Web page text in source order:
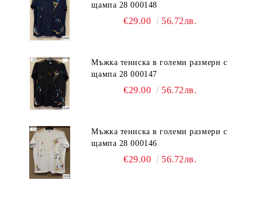
щампа 28 000148
€29.00 56.72лв.
Мъжка тениска в големи размери с
щампа 28 000147
€29.00 56.72лв.
Мъжка тениска в големи размери с
щампа 28 000146
€29.00 56.72лв.